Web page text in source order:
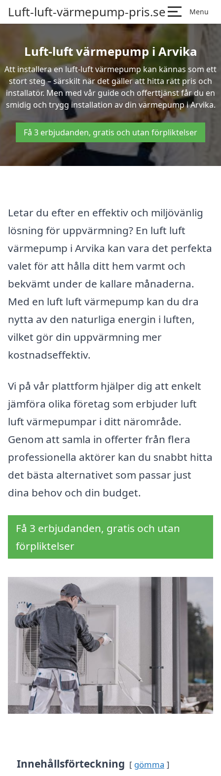
Luft-luft-värmepump-pris.se Menu
Luft-luft värmepump i Arvika
Att installera en luft-luft värmepump kan kännas som ett
stort steg – särskilt när det gäller att hitta rätt pris och
installatör. Men med vår guide och offerttjänst får du en
smidig och trygg installation av din värmepump i Arvika.
Få 3 erbjudanden, gratis och utan förpliktelser
Letar du efter en effektiv och miljövänlig
lösning för uppvärmning? En luft luft
värmepump i Arvika kan vara det perfekta
valet för att hålla ditt hem varmt och
bekvämt under de kallare månaderna.
Med en luft luft värmepump kan du dra
nytta av den naturliga energin i luften,
vilket gör din uppvärmning mer
kostnadseffektiv.
Vi på vår plattform hjälper dig att enkelt
jämföra olika företag som erbjuder luft
luft värmepumpar i ditt närområde.
Genom att samla in offerter från flera
professionella aktörer kan du snabbt hitta
det bästa alternativet som passar just
dina behov och din budget.
Få 3 erbjudanden, gratis och utan
förpliktelser
Innehållsförteckning gömma